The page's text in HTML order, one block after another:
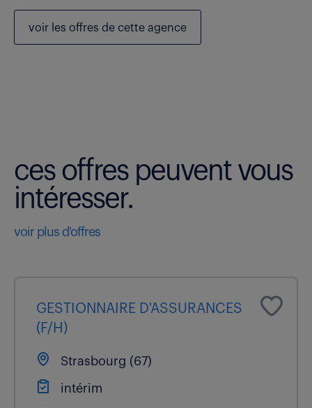
voir les offres de cette agence
ces offres peuvent vous
intéresser.
voir plus d'offres
GESTIONNAIRE D'ASSURANCES
(F/H)
Strasbourg (67)
intérim